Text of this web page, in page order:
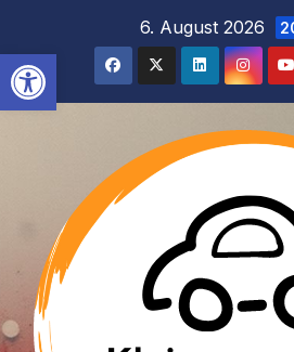
Werkzeugleiste
springen
6. August 2026